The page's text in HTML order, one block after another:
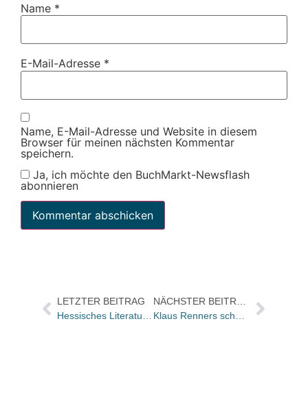
Name *
E-Mail-Adresse *
Name, E-Mail-Adresse und Website in diesem
Browser für meinen nächsten Kommentar
speichern.
Ja, ich möchte den BuchMarkt-Newsflash
abonnieren
LETZTER BEITRAG
Hessisches Literaturforum nach der Sommerpause: Start mit Hagen Bonifer und Peter Schneider
NÄCHSTER BEITRAG
Klaus Renners schweinische Buchwelt …